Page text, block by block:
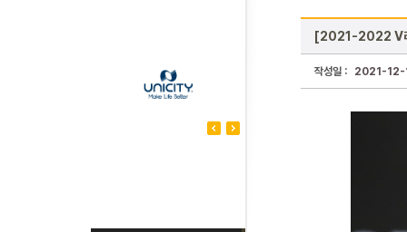
[2021-2022 V
작성일 : 2021-12-